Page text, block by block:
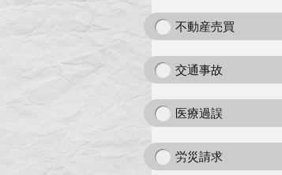
不動産売買
交通事故
医療過誤
労災請求